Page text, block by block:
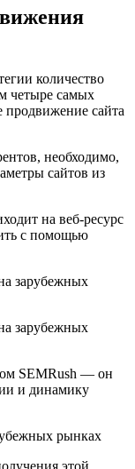
количество
четыре самых
продвижение сайта
необходимо,
сайтов из
на веб-ресурс
с помощью
SEMRush — он
и динамику
этой